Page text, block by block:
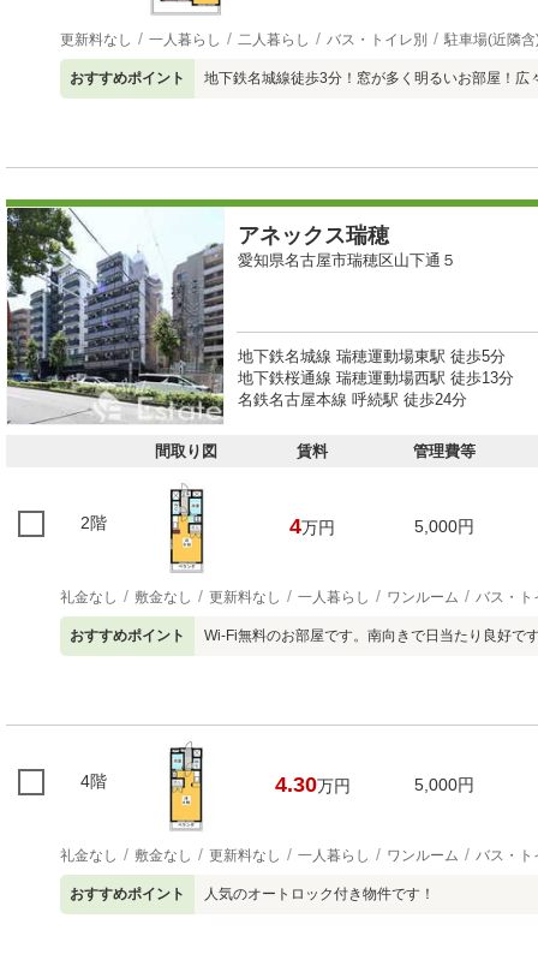
更新料なし 一人暮らし 二人暮らし バス・トイレ別 駐車場(近隣含
おすすめポイント 地下鉄名城線徒歩3分！窓が多く明るいお部屋！広
アネックス瑞穂
愛知県名古屋市瑞穂区山下通５
地下鉄名城線 瑞穂運動場東駅 徒歩5分
地下鉄桜通線 瑞穂運動場西駅 徒歩13分
名鉄名古屋本線 呼続駅 徒歩24分
間取り図 賃料 管理費等
2階 4万円 5,000円
礼金なし 敷金なし 更新料なし 一人暮らし ワンルーム バス・ト
おすすめポイント Wi-Fi無料のお部屋です。南向きで日当たり良好で
4階 4.30万円 5,000円
礼金なし 敷金なし 更新料なし 一人暮らし ワンルーム バス・ト
おすすめポイント 人気のオートロック付き物件です！